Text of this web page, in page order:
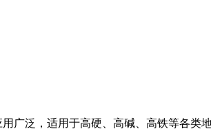
用广泛，适用于高硬、高碱、高铁等各类